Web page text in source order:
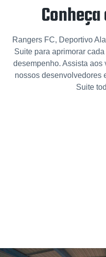
Rangers FC, Deportivo
Suite para aprimorar
desempenho. Assista aos
nossos desenvolvedores
Suite